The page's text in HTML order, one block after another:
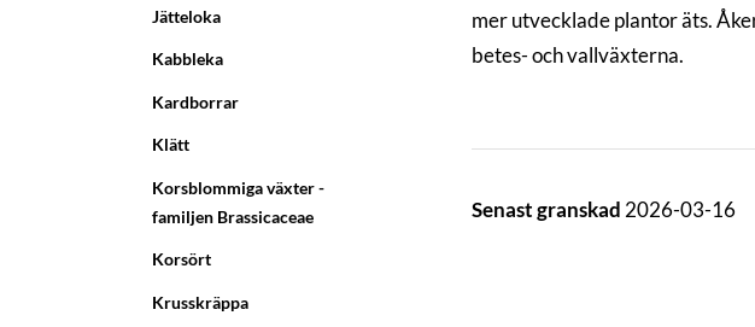
Jätteloka
Kabbleka
Kardborrar
Klätt
Korsblommiga växter -
familjen Brassicaceae
Korsört
Krusskräppa
mer utvecklade plantor äts.
betes- och vallväxterna.
Senast granskad 2026-03-16